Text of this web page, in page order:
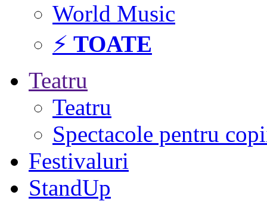
World Music
⚡ TOATE
Teatru
Teatru
Spectacole pentru
Festivaluri
StandUp